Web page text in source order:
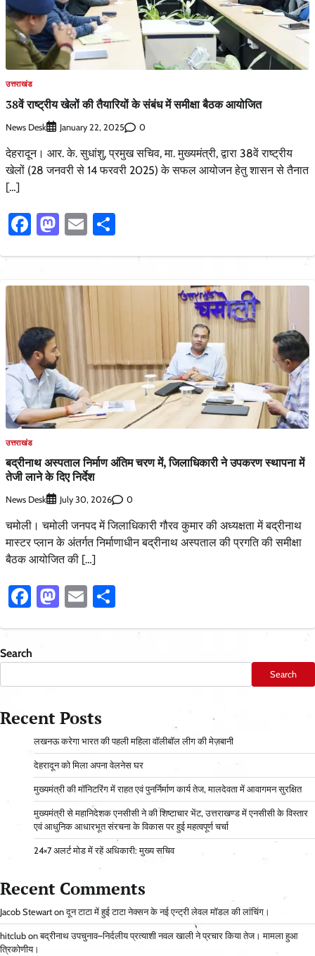
उत्तराखंड
38वें राष्ट्रीय खेलों की तैयारियों के संबंध में समीक्षा बैठक आयोजित
News Desk January 22, 2025 0
देहरादून। आर. के. सुधांशु, प्रमुख सचिव, मा. मुख्यमंत्री, द्वारा 38वें राष्ट्रीय
खेलों (28 जनवरी से 14 फरवरी 2025) के सफल आयोजन हेतु शासन से तैनात
[…]
Facebook
Mastodon
Email
उत्तराखंड
बद्रीनाथ अस्पताल निर्माण अंतिम चरण में, जिलाधिकारी ने उपकरण स्थापना में
तेजी लाने के दिए निर्देश
News Desk July 30, 2026 0
चमोली। चमोली जनपद में जिलाधिकारी गौरव कुमार की अध्यक्षता में बद्रीनाथ
मास्टर प्लान के अंतर्गत निर्माणाधीन बद्रीनाथ अस्पताल की प्रगति की समीक्षा
बैठक आयोजित की […]
Facebook
Mastodon
Email
Search
Search
Recent Posts
लखनऊ करेगा भारत की पहली महिला वॉलीबॉल लीग की मेज़बानी
देहरादून को मिला अपना वेलनेस घर
मुख्यमंत्री की मॉनिटरिंग में राहत एवं पुनर्निर्माण कार्य तेज, मालदेवता में आवागमन सुरक्षित
मुख्यमंत्री से महानिदेशक एनसीसी ने की शिष्टाचार भेंट, उत्तराखण्ड में एनसीसी के विस्तार
एवं आधुनिक आधारभूत संरचना के विकास पर हुई महत्वपूर्ण चर्चा
24×7 अलर्ट मोड में रहें अधिकारी: मुख्य सचिव
Recent Comments
Jacob Stewart onदून टाटा में हुई टाटा नेक्सन के नई एन्ट्री लेवल मॉडल की लांचिंग।
hitclub onबद्रीनाथ उपचुनाव–निर्दलीय प्रत्याशी नवल खाली ने प्रचार किया तेज। मामला हुआ
त्रिकोणीय।